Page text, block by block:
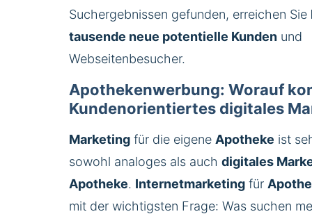
Suchergebnissen gefunden, erreichen Sie
tausende neue potentielle Kundenund
Webseitenbesucher.
Apothekenwerbung: Worauf
Kundenorientiertes digitales
Marketingfür die eigene Apotheke ist
sowohl analoges als auch digitales
Apotheke. Internetmarketingfür
mit der wichtigsten Frage: Was suchen